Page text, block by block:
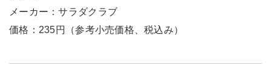
メーカー：サラダクラブ
価格：235円（参考小売価格、税込み）